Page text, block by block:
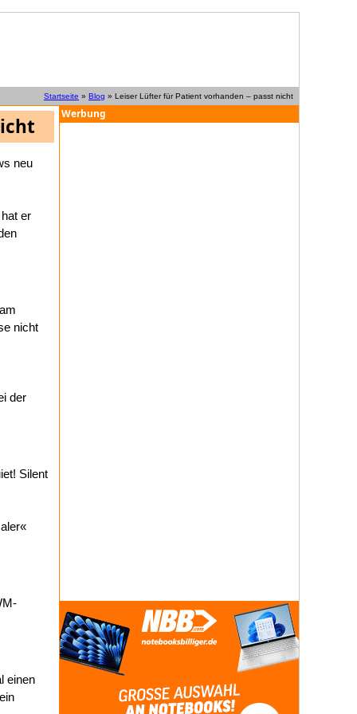
Startseite » Blog » Leiser Lüfter für Patient vorhanden – passt nicht
Werbung
neu
er
nicht
der
Silent
einen